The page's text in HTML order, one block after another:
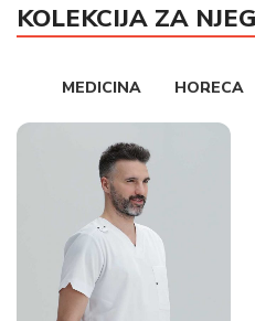
KOLEKCIJA ZA
MEDICINA HORECA